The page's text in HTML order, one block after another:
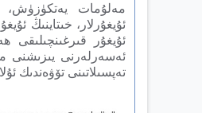
مەلۇمات يەتكۈزۈش،
ئۇيغۇرلار، خىتاينىڭ
ئۇيغۇر قىرغىنچىلىقى
ئەسەرلەرنى يىزىشنى
تەپسىلاتىنى تۆۋەندىك